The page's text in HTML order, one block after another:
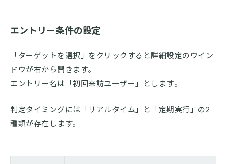
エントリー条件の設定
「ターゲットを選択」をクリックすると詳細設定のウイン
ドウが右から開きます。
エントリー名は「初回来訪ユーザー」とします。
判定タイミングには「リアルタイム」と「定期実行」の2
種類が存在します。